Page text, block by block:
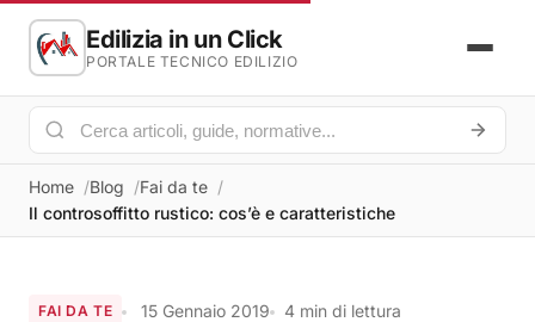
Edilizia in un Click
PORTALE TECNICO EDILIZIO
Home Blog
Fai da te
Il controsoffitto rustico: cos’è e caratteristiche
FAI DA TE 15 Gennaio 2019 4 min di lettura